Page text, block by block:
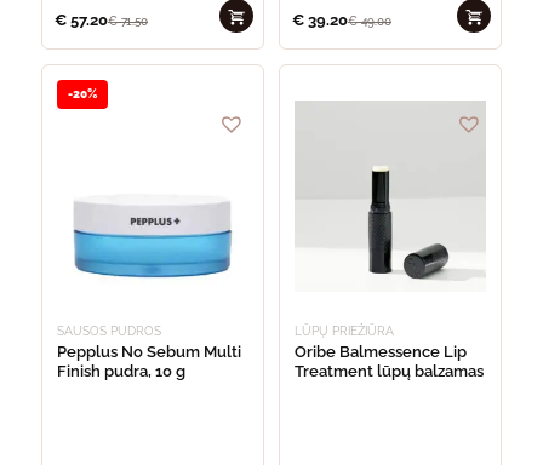
€ 57.20€71.50 € 39.20€49.00
-20%
SAUSOS PUDROS
Pepplus No Sebum Multi
Finish pudra, 10 g
LŪPŲ PRIEŽIŪRA
Oribe Balmessence Lip
Treatment lūpų balzamas